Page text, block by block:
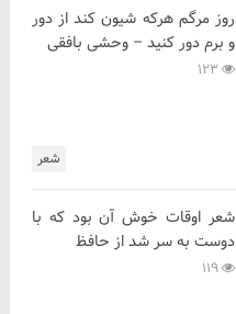
شعر
روز مرگم هرکه شیون کند از دور
و برم دور کنید – وحشی بافقی
شعر اوقات خوش آن بود که با
دوست به سر شد از حافظ